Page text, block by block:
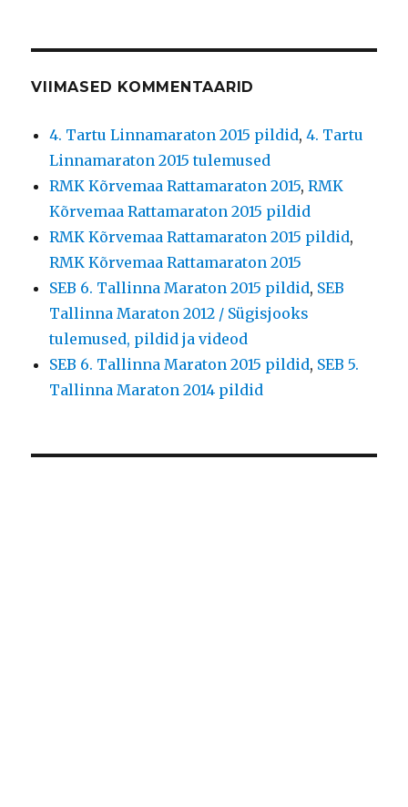
VIIMASED KOMMENTAARID
4. Tartu Linnamaraton 2015 pildid,4. Tartu
Linnamaraton 2015 tulemused
RMK Kõrvemaa Rattamaraton 2015,RMK
Kõrvemaa Rattamaraton 2015 pildid
RMK Kõrvemaa Rattamaraton 2015 pildid,
RMK Kõrvemaa Rattamaraton 2015
SEB 6. Tallinna Maraton 2015 pildid, SEB
Tallinna Maraton 2012 / Sügisjooks
tulemused, pildid ja videod
SEB 6. Tallinna Maraton 2015 pildid, SEB 5.
Tallinna Maraton 2014 pildid